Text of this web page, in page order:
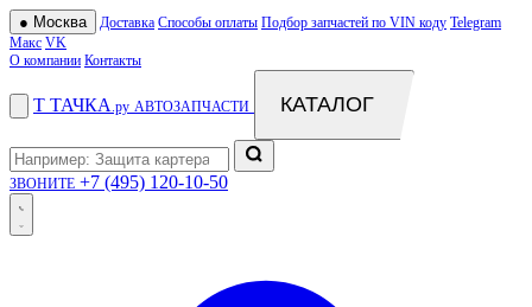
● Москва Доставка Способы оплаты Подбор запчастей по VIN коду Telegram
Макс VK
О компании Контакты
Т ТАЧКА .ру АВТОЗАПЧАСТИ КАТАЛОГ
ЗВОНИТЕ +7 (495) 120-10-50